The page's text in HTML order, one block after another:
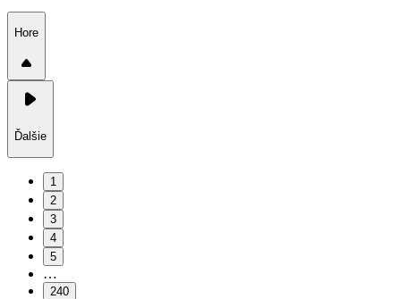
Hore
Ďalšie
1
2
3
4
5
…
240